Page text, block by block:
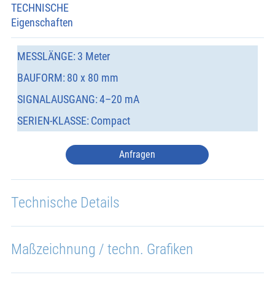
TECHNISCHE
Eigenschaften
MESSLÄNGE: 3 Meter
BAUFORM: 80 x 80 mm
SIGNALAUSGANG: 4–20 mA
SERIEN-KLASSE: Compact
Anfragen
Technische Details
Maßzeichnung / techn. Grafiken